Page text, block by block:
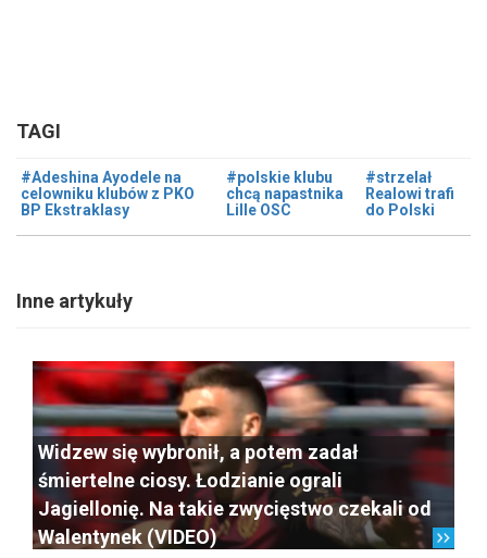
TAGI
#Adeshina Ayodele na
celowniku klubów z PKO
BP Ekstraklasy
#polskie klubu
chcą napastnika
Lille OSC
#strzelał
Realowi trafi
do Polski
Inne artykuły
Widzew się wybronił, a potem zadał
śmiertelne ciosy. Łodzianie ograli
Jagiellonię. Na takie zwycięstwo czekali od
Walentynek (VIDEO)